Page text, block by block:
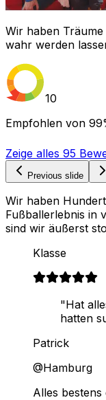
Wir haben Träume
wahr werden
10
Empfohlen von
Zeige alles 95
Previous slide
Wir haben
Fußballerlebnis in
sind wir äußerst
Klasse
"Hat
hatten
Patrick
@Hamburg
Alles bestens